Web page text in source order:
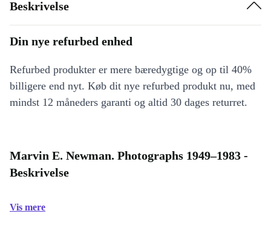
Beskrivelse
Din nye refurbed enhed
Refurbed produkter er mere bæredygtige og op til 40%
billigere end nyt. Køb dit nye refurbed produkt nu, med
mindst 12 måneders garanti og altid 30 dages returret.
Marvin E. Newman. Photographs 1949–1983 -
Beskrivelse
Vis mere